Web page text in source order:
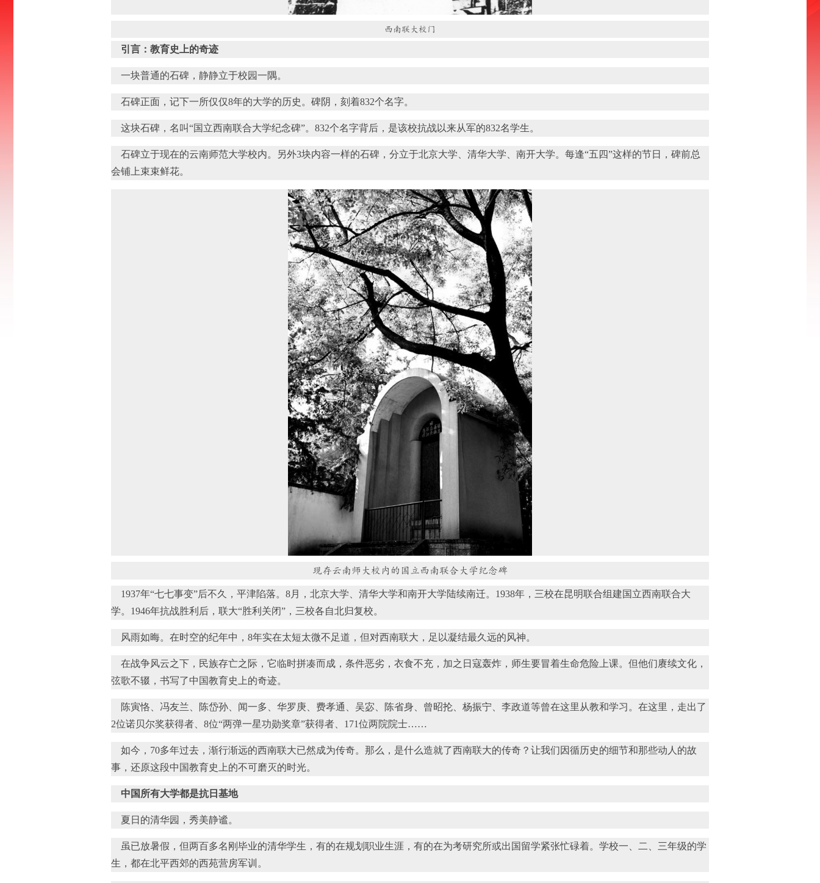
西南联大校门
引言：教育史上的奇迹
一块普通的石碑，静静立于校园一隅。
石碑正面，记下一所仅仅8年的大学的历史。碑阴，刻着832个名字。
这块石碑，名叫“国立西南联合大学纪念碑”。832个名字背后，是该校抗战以来从军的832名学生。
石碑立于现在的云南师范大学校内。另外3块内容一样的石碑，分立于北京大学、清华大学、南开大学。每逢“五四”这样的节日，碑前总
会铺上束束鲜花。
现存云南师大校内的国立西南联合大学纪念碑
1937年“七七事变”后不久，平津陷落。8月，北京大学、清华大学和南开大学陆续南迁。1938年，三校在昆明联合组建国立西南联合大
学。1946年抗战胜利后，联大“胜利关闭”，三校各自北归复校。
风雨如晦。在时空的纪年中，8年实在太短太微不足道，但对西南联大，足以凝结最久远的风神。
在战争风云之下，民族存亡之际，它临时拼凑而成，条件恶劣，衣食不充，加之日寇轰炸，师生要冒着生命危险上课。但他们赓续文化，
弦歌不辍，书写了中国教育史上的奇迹。
陈寅恪、冯友兰、陈岱孙、闻一多、华罗庚、费孝通、吴宓、陈省身、曾昭抡、杨振宁、李政道等曾在这里从教和学习。在这里，走出了
2位诺贝尔奖获得者、8位“两弹一星功勋奖章”获得者、171位两院院士……
如今，70多年过去，渐行渐远的西南联大已然成为传奇。那么，是什么造就了西南联大的传奇？让我们因循历史的细节和那些动人的故
事，还原这段中国教育史上的不可磨灭的时光。
中国所有大学都是抗日基地
夏日的清华园，秀美静谧。
虽已放暑假，但两百多名刚毕业的清华学生，有的在规划职业生涯，有的在为考研究所或出国留学紧张忙碌着。学校一、二、三年级的学
生，都在北平西郊的西苑营房军训。